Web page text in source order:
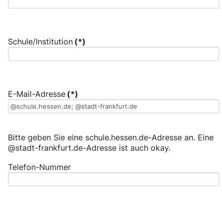
Schule/Institution (*)
E-Mail-Adresse (*)
Bitte geben Sie eine schule.hessen.de-Adresse an. Eine
@stadt-frankfurt.de-Adresse ist auch okay.
Telefon-Nummer